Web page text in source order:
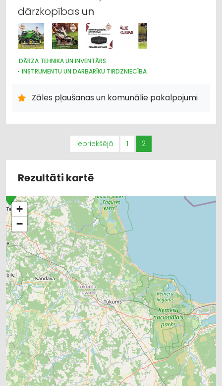
dārzkopības un
DĀRZA TEHNIKA UN INVENTĀRS
INSTRUMENTU UN DARBARĪKU TIRDZNIECĪBA
INTERNETVEIKALI, E-KOMERCIJA
AUTO RIEPU SERVISS
LABIEKĀRTOŠANA, APZAĻUMOŠANA
LAUKSAIMNIECĪBAS TEHNIKAS UN TRAKTORTEHNIKAS
LAUKSAIMNIECĪBAS TEHNIKAS UN TRAKTORTEHNIKAS
CELTNIECĪBAS TEHNIKA UN IEKĀRTAS; NOMA
Zāles pļaušanas un komunālie pakalpojumi
Iepriekšējā 1 2
Rezultāti kartē
+
−